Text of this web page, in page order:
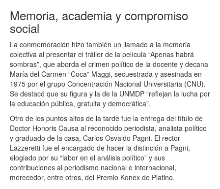
Memoria, academia y compromiso
social
La conmemoración hizo también un llamado a la memoria
colectiva al presentar el tráiler de la película “Apenas habrá
sombras”, que aborda el crimen político de la docente y decana
María del Carmen “Coca” Maggi, secuestrada y asesinada en
1975 por el grupo Concentración Nacional Universitaria (CNU).
Se destacó que su figura y la de la UNMDP “reflejan la lucha por
la educación pública, gratuita y democrática”.
Otro de los puntos altos de la tarde fue la entrega del título de
Doctor Honoris Causa al reconocido periodista, analista político
y graduado de la casa, Carlos Osvaldo Pagni. El rector
Lazzeretti fue el encargado de hacer la distinción a Pagni,
elogiado por su “labor en el análisis político” y sus
contribuciones al periodismo nacional e internacional,
merecedor, entre otros, del Premio Konex de Platino.